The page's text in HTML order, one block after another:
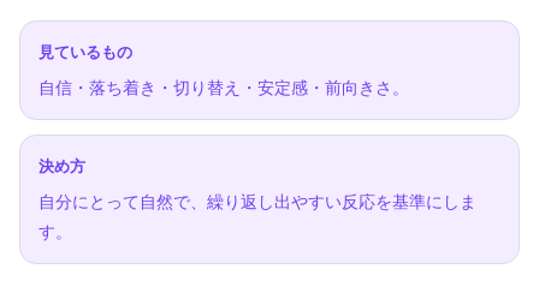
見ているもの
自信・落ち着き・切り替え・安定感・前向きさ。
決め方
自分にとって自然で、繰り返し出やすい反応を基準にしま
す。